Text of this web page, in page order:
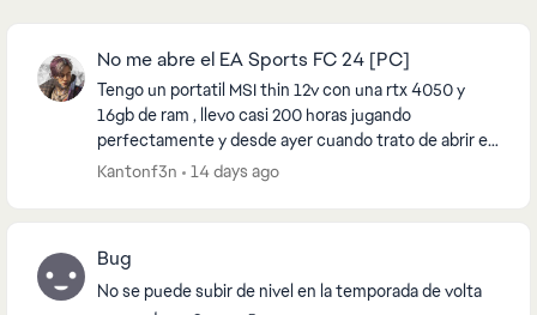
No me abre el EA Sports FC 24 [PC]
Tengo un portatil MSI thin 12v con una rtx 4050 y
16gb de ram , llevo casi 200 horas jugando
perfectamente y desde ayer cuando trato de abrir el
juego desde la ea app me carga el logo de EA , luego
Kantonf3n 14 days ago
Bug
No se puede subir de nivel en la temporada de volta